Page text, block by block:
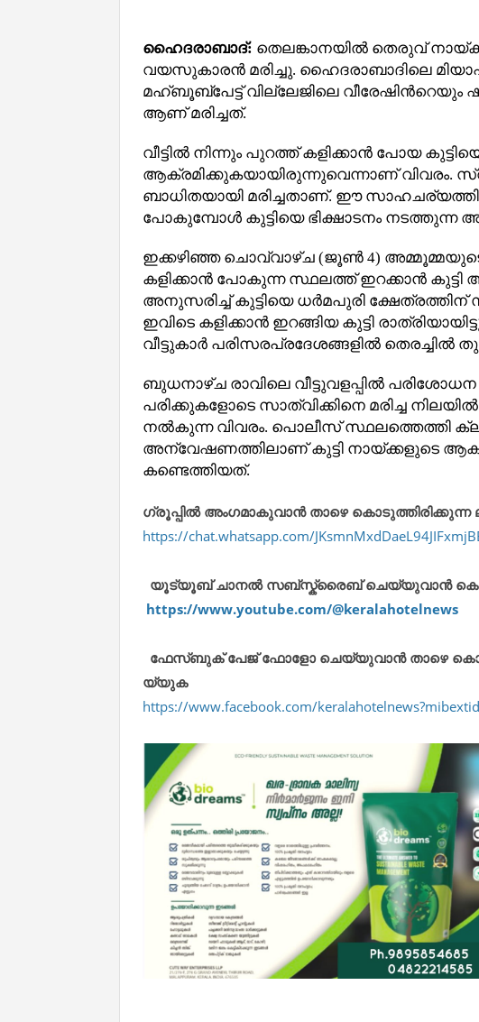
ഹൈദരാബാദ്: തെലങ്കാനയില്‍ തെരുവ്
വയസുകാരൻ മരിച്ചു. ഹൈദരാബാദിലെ
മഹ്ബൂബ്‌പേട്ട് വില്ലേജിലെ
ആണ് മരിച്ചത്.
വീട്ടില്‍ നിന്നും പുറത്ത് കളിക്കാൻ പോയ
ആക്രമിക്കുകയായിരുന്നുവെന്നാണ് വിവരം.
ബാധിതയായി മരിച്ചതാണ്. ഈ
പോകുമ്പോള്‍ കുട്ടിയെ ഭിക്ഷാടനം നടത്തുന്ന
ഇക്കഴിഞ്ഞ ചൊവ്വാഴ്‌ച (ജൂണ്‍ 4) അമ്മൂമ്മയുടെ
കളിക്കാൻ പോകുന്ന സ്ഥലത്ത് ഇറക്കാൻ
അനുസരിച്ച് കുട്ടിയെ ധര്‍മപുരി ക്ഷേത്രത്തിന്
ഇവിടെ കളിക്കാൻ ഇറങ്ങിയ കുട്ടി
വീട്ടുകാർ പരിസരപ്രദേശങ്ങളിൽ തെരച്ചിൽ
ബുധനാഴ്‌ച രാവിലെ വീട്ടുവളപ്പിൽ
പരിക്കുകളോടെ സാത്വിക്കിനെ മരിച്ച
നല്‍കുന്ന വിവരം. പൊലീസ് സ്ഥലത്തെത്തി
അന്വേഷണത്തിലാണ് കുട്ടി നായ്ക്കളുടെ
കണ്ടെത്തിയത്.
ഗ്രൂപ്പിൽ അംഗമാകുവാൻ താഴെ കൊടുത്തിരിക്കുന്ന
https://chat.whatsapp.com/
യൂട്യൂബ് ചാനൽ സബ്സ്ക്രൈബ് ചെയ്യുവാൻ
https://www.youtube.com/@keralahotelnews
ഫേസ്ബുക് പേജ് ഫോളോ ചെയ്യുവാൻ താഴെ
യ്യുക
https://www.facebook.com/